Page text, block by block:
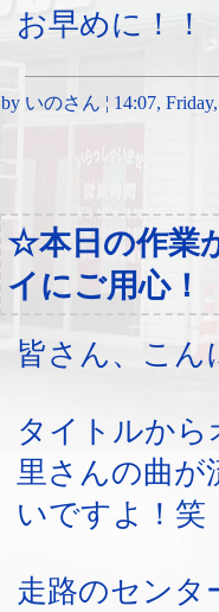
お早めに！！
by いのさん ¦ 14:07,
☆本日の作
イにご用心！
皆さん、こん
タイトルか
里さんの曲が
いですよ！笑
走路のセンタ